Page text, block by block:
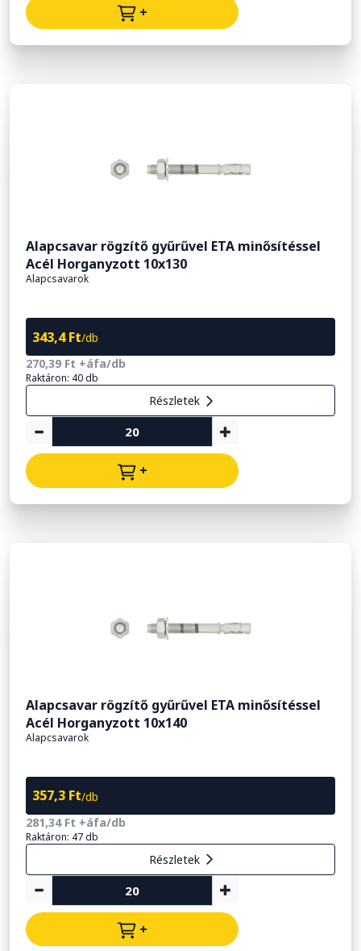
+
Alapcsavar rögzítő gyűrűvel ETA minősítéssel
Acél Horganyzott 10x130
Alapcsavarok
343,4 Ft/db
270,39 Ft +áfa/db
Raktáron: 40 db
Részletek
+
Alapcsavar rögzítő gyűrűvel ETA minősítéssel
Acél Horganyzott 10x140
Alapcsavarok
357,3 Ft/db
281,34 Ft +áfa/db
Raktáron: 47 db
Részletek
+